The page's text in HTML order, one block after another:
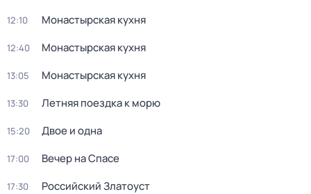
12:10 Монастырская кухня
12:40 Монастырская кухня
13:05 Монастырская кухня
13:30 Летняя поездка к морю
15:20 Двое и одна
17:00 Вечер на Спасе
17:30 Российский Златоуст